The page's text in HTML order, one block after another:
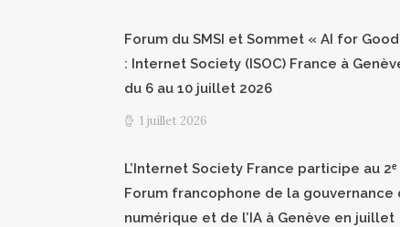
Forum du SMSI et Sommet « AI for
: Internet Society (ISOC) France à
du 6 au 10 juillet 2026
1 juillet 2026
L’Internet Society France participe au 2ᵉ
Forum francophone de la gouvernance
numérique et de l’IA à Genève en juillet